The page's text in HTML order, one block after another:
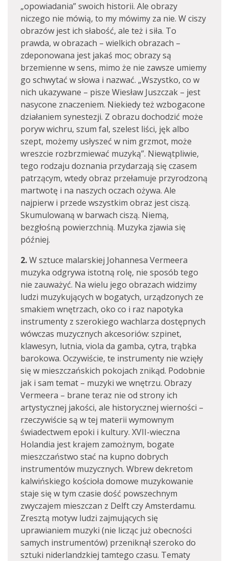
„opowiadania” swoich historii. Ale obrazy
niczego nie mówią, to my mówimy za nie. W ciszy
obrazów jest ich słabość, ale też i siła. To
prawda, w obrazach – wielkich obrazach –
zdeponowana jest jakaś moc; obrazy są
brzemienne w sens, mimo że nie zawsze umiemy
go schwytać w słowa i nazwać. „Wszystko, co w
nich ukazywane – pisze Wiesław Juszczak – jest
nasycone znaczeniem. Niekiedy też wzbogacone
działaniem synestezji. Z obrazu dochodzić może
poryw wichru, szum fal, szelest liści, jęk albo
szept, możemy usłyszeć w nim grzmot, może
wreszcie rozbrzmiewać muzyką”. Niewątpliwie,
tego rodzaju doznania przydarzają się czasem
patrzącym, wtedy obraz przełamuje przyrodzoną
martwotę i na naszych oczach ożywa. Ale
najpierw i przede wszystkim obraz jest ciszą.
Skumulowaną w barwach ciszą. Niemą,
bezgłośną powierzchnią. Muzyka zjawia się
później.
2.W sztuce malarskiej Johannesa Vermeera
muzyka odgrywa istotną rolę, nie sposób tego
nie zauważyć. Na wielu jego obrazach widzimy
ludzi muzykujących w bogatych, urządzonych ze
smakiem wnętrzach, oko co i raz napotyka
instrumenty z szerokiego wachlarza dostępnych
wówczas muzycznych akcesoriów: szpinet,
klawesyn, lutnia, viola da gamba, cytra, trąbka
barokowa. Oczywiście, te instrumenty nie wzięły
się w mieszczańskich pokojach znikąd. Podobnie
jak i sam temat – muzyki we wnętrzu. Obrazy
Vermeera – brane teraz nie od strony ich
artystycznej jakości, ale historycznej wierności –
rzeczywiście są w tej materii wymownym
świadectwem epoki i kultury. XVII-wieczna
Holandia jest krajem zamożnym, bogate
mieszczaństwo stać na kupno dobrych
instrumentów muzycznych. Wbrew dekretom
kalwińskiego kościoła domowe muzykowanie
staje się w tym czasie dość powszechnym
zwyczajem mieszczan z Delft czy Amsterdamu.
Zresztą motyw ludzi zajmujących się
uprawianiem muzyki (nie licząc już obecności
samych instrumentów) przeniknął szeroko do
sztuki niderlandzkiej tamtego czasu. Tematy